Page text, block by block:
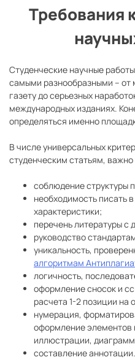
Требования
Студенческие научные
самыми разнообразными – от
газету до серьезных
международных изданиях.
определяться именно
В числе универсальных
студенческим статьям,
соблюдение структуры
необходимость писать
характеристики;
перечень литературы с
руководство
уникальность,
алгоритмам
логичность,
оформление сносок и
расчета 1-2 позиции на
нумерация,
оформление элементов
иллюстрации,
составление аннотации.